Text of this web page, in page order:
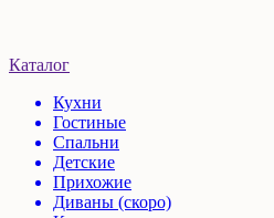
Каталог
Кухни
Гостиные
Спальни
Детские
Прихожие
Диваны (скоро)